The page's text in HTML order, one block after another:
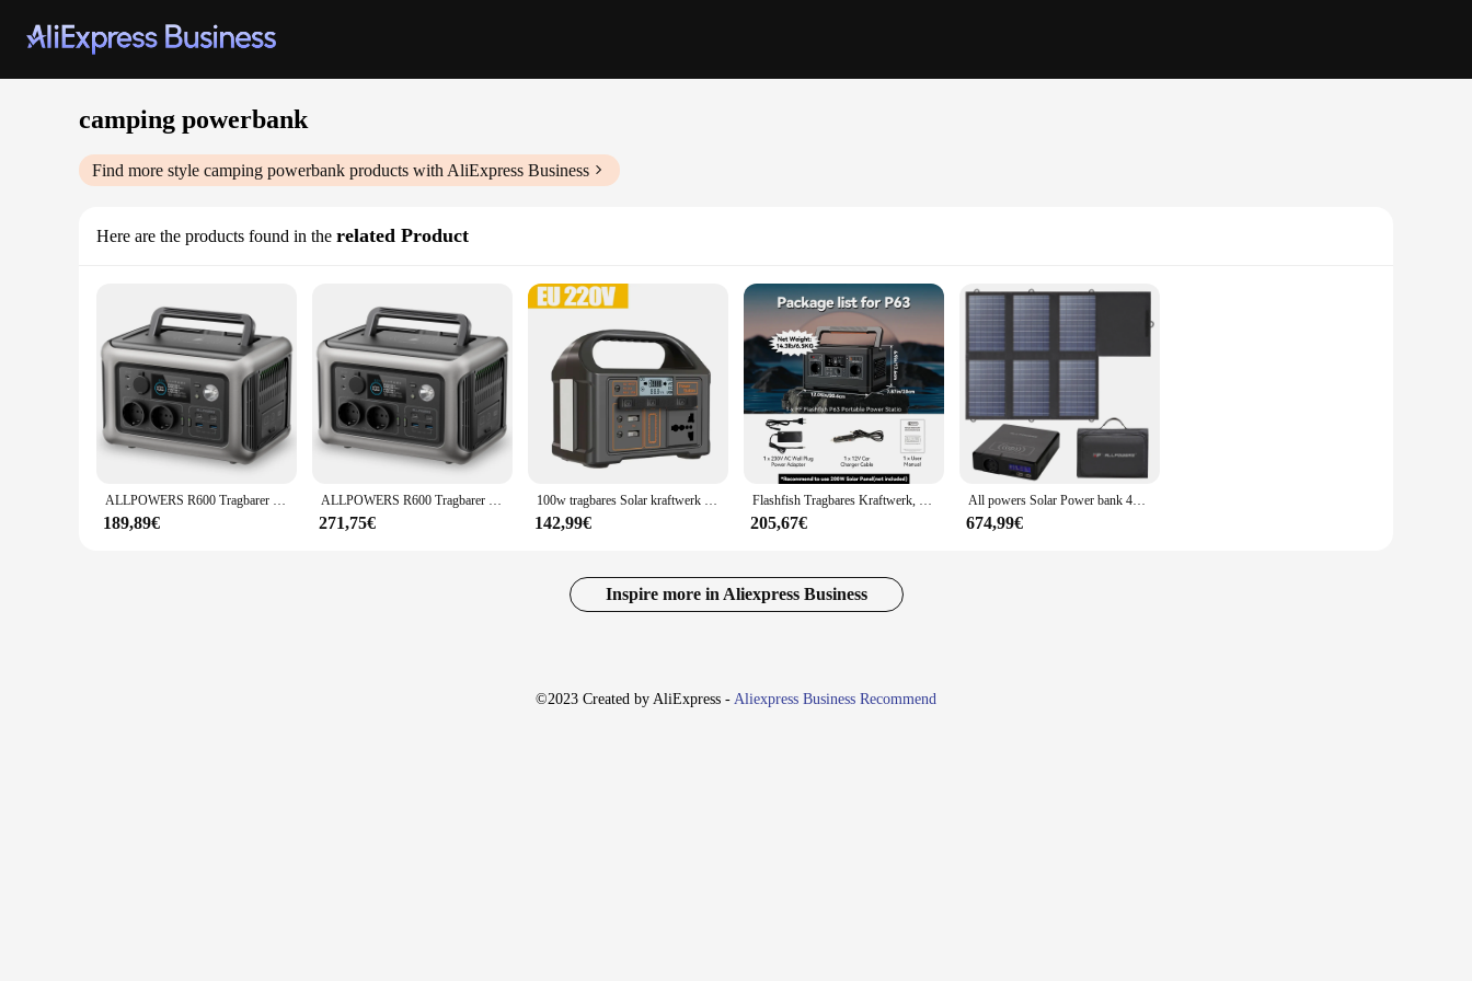
camping powerbank
Find more style camping powerbank products with AliExpress Business
Here are the products found in the related Product
ALLPOWERS R600 Tragbarer Generator 299 Wh 600 W Kraftwerk mit AC-Steckdosen LiFePO4-Akku für Heimzelte Outdoor RV Camping
189,89€
ALLPOWERS R600 Tragbarer Generator 299 Wh 600 W Kraftwerk mit AC-Steckdosen LiFePO4-Akku für Heimzelte Outdoor RV Camping
271,75€
100w tragbares Solar kraftwerk 110V/220V Strom generator Outdoor Camping Power Bank Outdoor Strom versorgung für Reise abenteuer
142,99€
Flashfish Tragbares Kraftwerk, 500 W, Powerbank-Generator mit reiner Sinuswellen-AC-Ausgang für Outdoor-Camping-Notfall-Backup
205,67€
All powers Solar Power bank 41600mah 200w tragbares Kraftwerk mit Solar panel 60W,DC,USB,USB-C ausgang für Camping Laptop iPhone
674,99€
Inspire more in Aliexpress Business
©2023 Created by AliExpress - Aliexpress Business Recommend